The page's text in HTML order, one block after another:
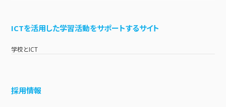
ICTを活用した学習活動をサポートするサイト
学校とICT
採用情報